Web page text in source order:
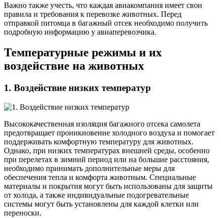
Важно также учесть, что каждая авиакомпания имеет свои
правила и требования к перевозке животных. Перед
отправкой питомца в багажный отсек необходимо получить
подробную информацию у авиаперевозчика.
Температурные режимы и их
воздействие на животных
1. Воздействие низких температур
Высококачественная изоляция багажного отсека самолета
предотвращает проникновение холодного воздуха и помогает
поддерживать комфортную температуру для животных.
Однако, при низких температурах внешней среды, особенно
при перелетах в зимний период или на большие расстояния,
необходимо принимать дополнительные меры для
обеспечения тепла и комфорта животным. Специальные
материалы и покрытия могут быть использованы для защиты
от холода, а также индивидуальные подогревательные
системы могут быть установлены для каждой клетки или
переноски.